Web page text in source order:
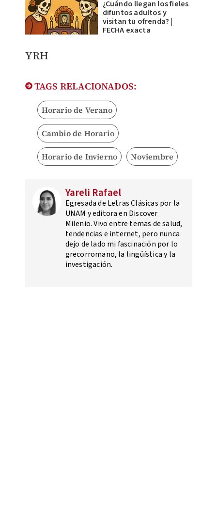
¿Cuándo llegan los fieles
difuntos adultos y
visitan tu ofrenda? |
FECHA exacta
YRH
TAGS RELACIONADOS:
Horario de Verano
Cambio de Horario
Horario de Invierno Noviembre
Yareli Rafael
Egresada de Letras Clásicas por la
UNAM y editora en Discover
Milenio. Vivo entre temas de salud,
tendencias e internet, pero nunca
dejo de lado mi fascinación por lo
grecorromano, la lingüística y la
investigación.